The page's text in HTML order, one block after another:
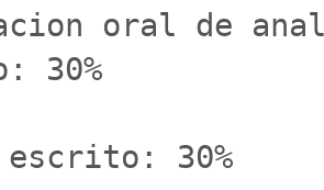
oral de
30%
30%